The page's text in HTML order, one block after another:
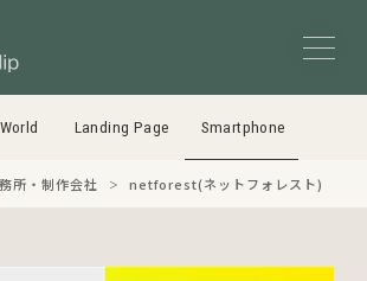
World Landing Page Smartphone
所・制作会社 netforest(ネットフォレスト)